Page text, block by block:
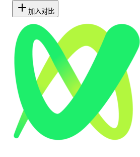
加入对比